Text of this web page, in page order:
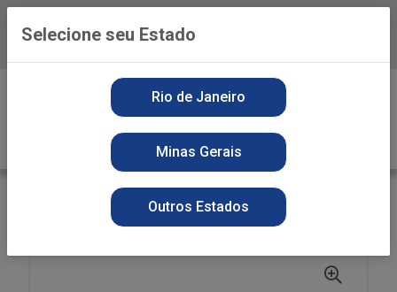
Baixe já o APP da Playvender
PAPEL HIGIENICO FOLHA SIMPLES
P.H PERSONAL HLC84 FS LAVANDA 30MT
Selecione seu Estado
Rio de Janeiro
Minas Gerais
Outros Estados